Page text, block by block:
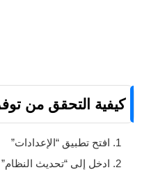
كيفية التحقق من
افتح تطبيق “الإعدادات”
ادخل إلى “تحديث النظام”